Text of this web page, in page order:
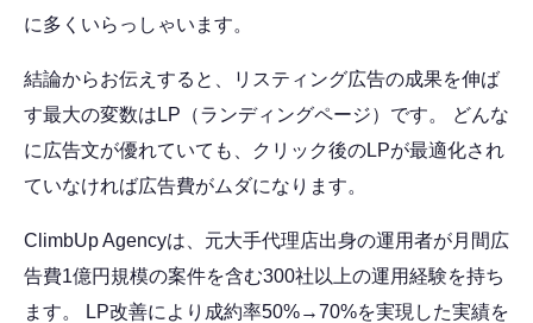
に多くいらっしゃいます。
結論からお伝えすると、リスティング広告の成果を伸ば
す最大の変数はLP（ランディングページ）です。 どんな
に広告文が優れていても、クリック後のLPが最適化され
ていなければ広告費がムダになります。
ClimbUp Agencyは、元大手代理店出身の運用者が月間広
告費1億円規模の案件を含む300社以上の運用経験を持ち
ます。 LP改善により成約率50%→70%を実現した実績を